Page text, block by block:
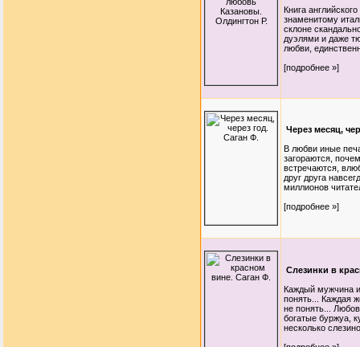
Книга
знаменитому
склоне
дуэлями и даже
любви,
[подробнее »]
Через месяц,
В любви иные
загораются,
встречаются,
друг друга
миллионов
[подробнее »]
Слезинки в
Каждый мужчина
понять... Каждая
не понять...
богатые буржуа,
несколько